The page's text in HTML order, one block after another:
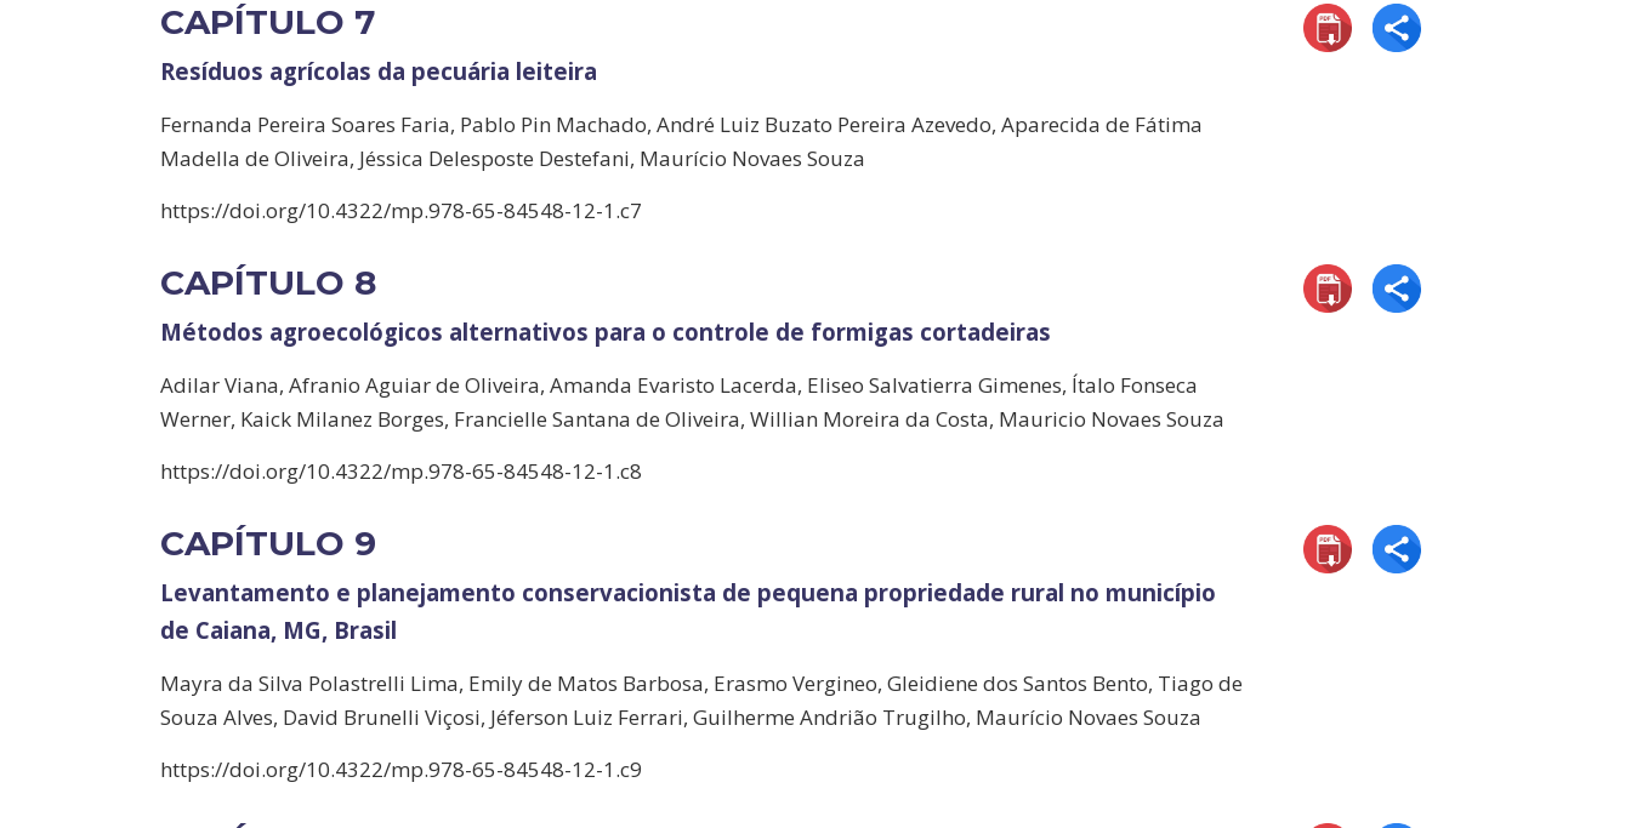
CAPÍTULO 7
Resíduos agrícolas da pecuária leiteira
Fernanda Pereira Soares Faria, Pablo Pin Machado, André Luiz Buzato Pereira Azevedo, Aparecida de Fátima
Madella de Oliveira, Jéssica Delesposte Destefani, Maurício Novaes Souza
https://doi.org/10.4322/mp.978-65-84548-12-1.c7
CAPÍTULO 8
Métodos agroecológicos alternativos para o controle de formigas cortadeiras
Adilar Viana, Afranio Aguiar de Oliveira, Amanda Evaristo Lacerda, Eliseo Salvatierra Gimenes, Ítalo Fonseca
Werner, Kaick Milanez Borges, Francielle Santana de Oliveira, Willian Moreira da Costa, Mauricio Novaes Souza
https://doi.org/10.4322/mp.978-65-84548-12-1.c8
CAPÍTULO 9
Levantamento e planejamento conservacionista de pequena propriedade rural no município
de Caiana, MG, Brasil
Mayra da Silva Polastrelli Lima, Emily de Matos Barbosa, Erasmo Vergineo, Gleidiene dos Santos Bento, Tiago de
Souza Alves, David Brunelli Viçosi, Jéferson Luiz Ferrari, Guilherme Andrião Trugilho, Maurício Novaes Souza
https://doi.org/10.4322/mp.978-65-84548-12-1.c9